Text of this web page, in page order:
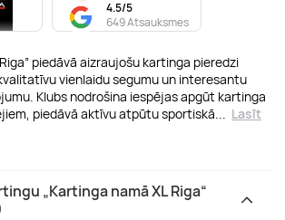
piedāvā aizraujošu kartinga pieredzi
vienlaidu segumu un interesantu
Klubs nodrošina iespējas apgūt kartinga
piedāvā aktīvu atpūtu sportiskā... Lasīt
4.5/5
649 Atsauksmes
„Kartinga namā XL Riga“